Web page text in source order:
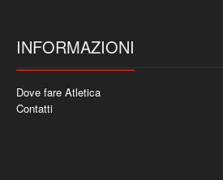
INFORMAZIONI
Dove fare Atletica
Contatti